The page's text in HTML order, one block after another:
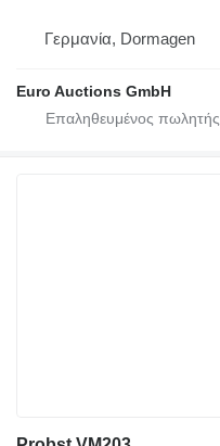
Γερμανία, Dormagen
Euro Auctions GmbH